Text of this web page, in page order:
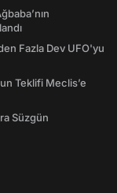
Fazla Dev UFO'yu
Teklifi Meclis’e
Süzgün